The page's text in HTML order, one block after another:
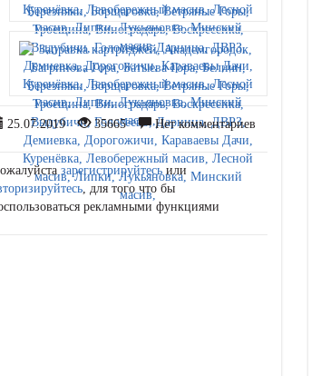
25.07.2019 35665 Нет комментариев
зарегистрируйтесь или
, для того что бы
рекламными функциями